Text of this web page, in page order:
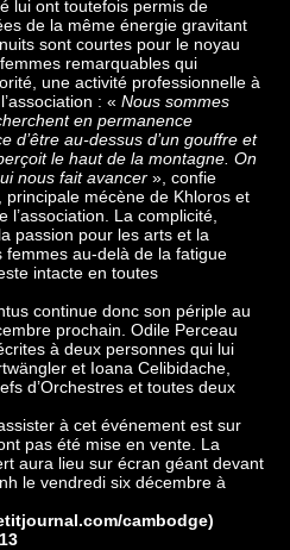
lui ont toutefois permis de
de la même énergie gravitant
sont courtes pour le noyau
remarquables qui
une activité professionnelle à
: « Nous sommes
en permanence
d’être au-dessus d’un gouffre et
le haut de la montagne. On
nous fait avancer », confie
mécène de Khloros et
La complicité,
passion pour les arts et la
au-delà de la fatigue
intacte en toutes
continue donc son périple au
prochain. Odile Perceau
à deux personnes qui lui
et Ioana Celibidache,
d’Orchestres et toutes deux
à cet événement est sur
pas été mise en vente. La
aura lieu sur écran géant devant
le vendredi six décembre à
cambodge)